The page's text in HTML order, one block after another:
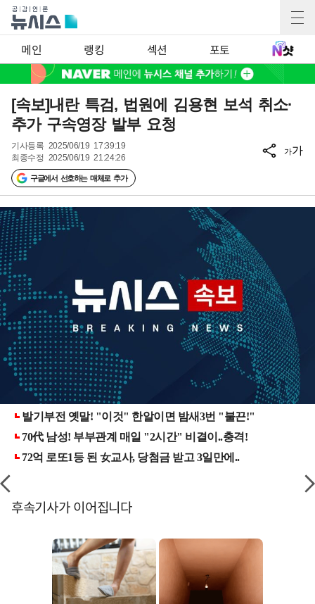
메인 랭킹 섹션 포토
[속보]내란 특검, 법원에 김용현 보석 취소·
추가 구속영장 발부 요청
기사등록 2025/06/19 17:39:19
최종수정 2025/06/19 21:24:26
구글에서 선호하는 매체로 추가
가가
후속기사가 이어집니다